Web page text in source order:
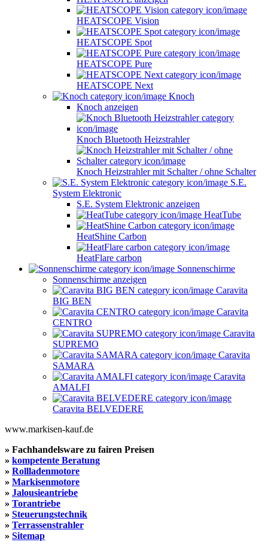
HEATSCOPE Vision
HEATSCOPE Spot
HEATSCOPE Pure
HEATSCOPE Next
Knoch
Knoch anzeigen
Knoch Bluetooth Heizstrahler
Knoch Heizstrahler mit Schalter / ohne Schalter
S.E.
System Elektronic
S.E. System Elektronic anzeigen
HeatTube
HeatShine Carbon
HeatFlare carbon
Sonnenschirme
Sonnenschirme anzeigen
Caravita
BIG BEN
Caravita
CENTRO
Caravita
SUPREMO
Caravita
SAMARA
Caravita
AMALFI
Caravita BELVEDERE
www.markisen-kauf.de
» Fachhandelsware zu fairen Preisen
» kompetente Beratung
» Rollladenmotore
» Markisenmotore
» Jalousieantriebe
» Torantriebe
» Steuerungstechnik
» Terrassenstrahler
» Sitemap